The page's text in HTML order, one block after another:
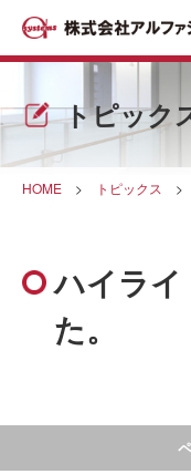
トピック
HOME > トピックス >
ハイライ
た。